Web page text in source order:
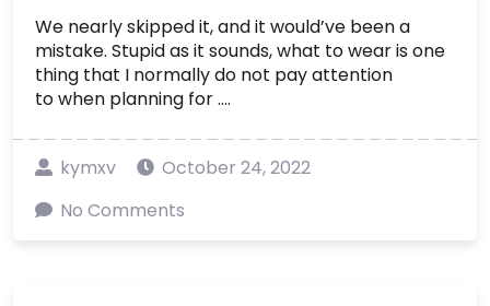
We nearly skipped it, and it would’ve been a
mistake. Stupid as it sounds, what to wear is one
thing that I normally do not pay attention
to when planning for ....
kymxv
October 24, 2022
No Comments